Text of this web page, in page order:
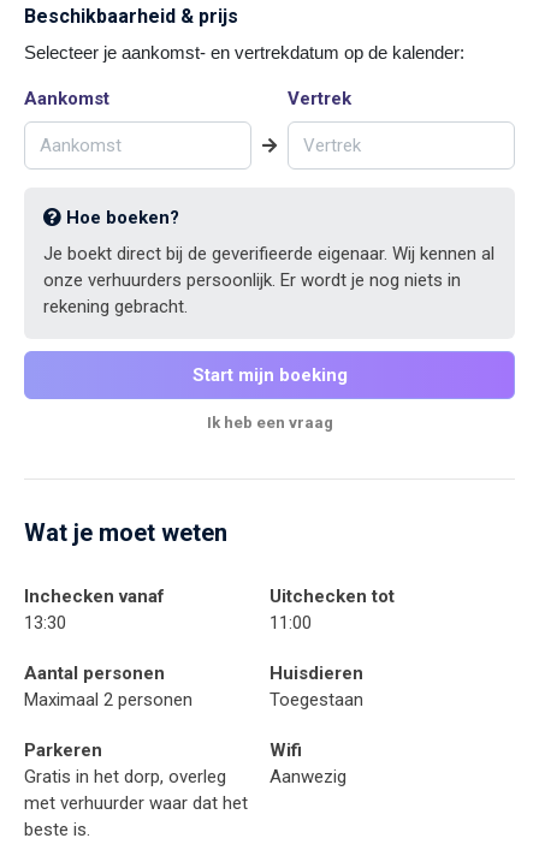
Beschikbaarheid & prijs
Selecteer je aankomst- en vertrekdatum op de kalender:
Aankomst Vertrek
Hoe boeken?
Je boekt direct bij de geverifieerde eigenaar. Wij kennen al
onze verhuurders persoonlijk. Er wordt je nog niets in
rekening gebracht.
Start mijn boeking
Ik heb een vraag
Wat je moet weten
Inchecken vanaf
13:30
Uitchecken tot
11:00
Aantal personen
Maximaal 2 personen
Huisdieren
Toegestaan
Parkeren
Gratis in het dorp, overleg
met verhuurder waar dat het
beste is.
Wifi
Aanwezig